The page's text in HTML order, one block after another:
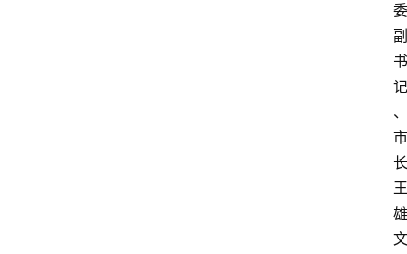
委
副
书
记
、
市
长
王
雄
文